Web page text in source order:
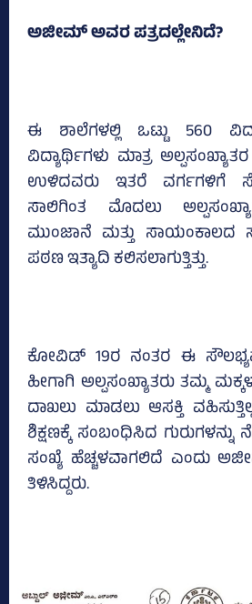
ಅಜೀಮ್‌ ಅವರ ಪತ್ರದಲ್ಲೇನಿದೆ?
ಈ ಶಾಲೆಗಳಲ್ಲಿ ಒಟ್ಟು 560
ವಿದ್ಯಾರ್ಥಿಗಳು ಮಾತ್ರ
ಉಳಿದವರು ಇತರೆ ವರ್ಗಗಳಿಗೆ
ಸಾಲಿಗಿಂತ ಮೊದಲು
ಮುಂಜಾನೆ ಮತ್ತು ಸಾಯಂಕಾಲದ
ಪಠಣ ಇತ್ಯಾದಿ ಕಲಿಸಲಾಗುತ್ತಿತ್ತು.
ಕೋವಿಡ್‌ 19ರ ನಂತರ ಈ
ಹೀಗಾಗಿ ಅಲ್ಪಸಂಖ್ಯಾತರು ತಮ್ಮ
ದಾಖಲು ಮಾಡಲು ಆಸಕ್ತಿ
ಶಿಕ್ಷಣಕ್ಕೆ ಸಂಬಂಧಿಸಿದ
ಸಂಖ್ಯೆ ಹೆಚ್ಚಳವಾಗಲಿದೆ ಎಂದು
ತಿಳಿಸಿದ್ದರು.